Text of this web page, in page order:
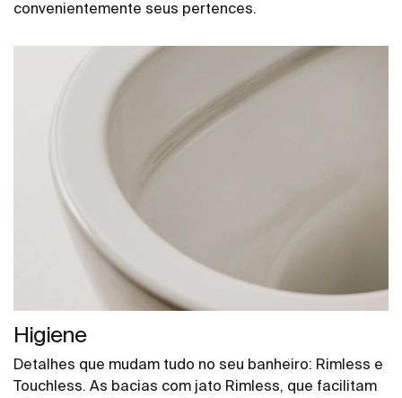
convenientemente seus pertences.
Higiene
Detalhes que mudam tudo no seu banheiro: Rimless e
Touchless. As bacias com jato Rimless, que facilitam